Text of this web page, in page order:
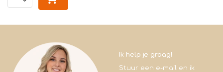
Ik help je graag!
Stuur een e-mail en ik